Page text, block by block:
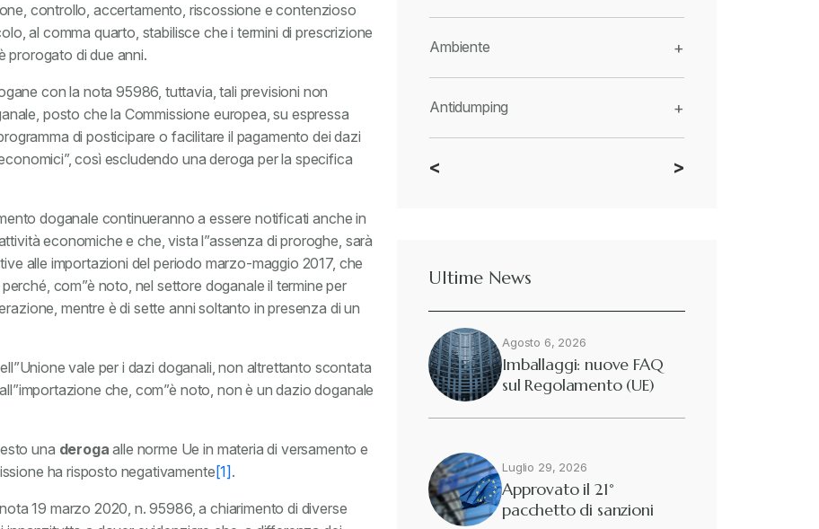
controllo, accertamento, riscossione e contenzioso
al comma quarto, stabilisce che i termini di prescrizione
prorogato di due anni.
con la nota 95986, tuttavia, tali previsioni non
posto che la Commissione europea, su espressa
di posticipare o facilitare il pagamento dei dazi
così escludendo una deroga per la specifica
doganale continueranno a essere notificati anche in
economiche e che, vista l”assenza di proroghe, sarà
alle importazioni del periodo marzo-maggio 2017, che
com”è noto, nel settore doganale il termine per
mentre è di sette anni soltanto in presenza di un
vale per i dazi doganali, non altrettanto scontata
che, com”è noto, non è un dazio doganale
una deroga alle norme Ue in materia di versamento e
ha risposto negativamente [1] .
19 marzo 2020, n. 95986, a chiarimento di diverse
Ambiente +
Antidumping +
CBAM +
Deforestazione
Diritto tributario internazionale
Dogane
< >
Ultime News
Agosto 6, 2026
Imballaggi: nuove FAQ
sul Regolamento (UE)
Luglio 29, 2026
Approvato il 21°
pacchetto di sanzioni